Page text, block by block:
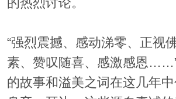
的热烈讨论。
“强烈震撼、感动涕零、正视
素、赞叹随喜、感激感恩
的故事和溢美之词在这几年